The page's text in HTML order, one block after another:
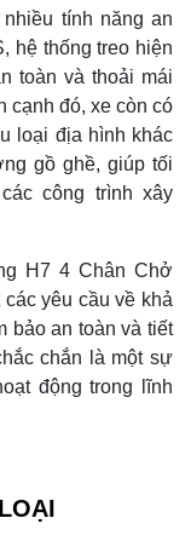
tính năng an
hệ thống treo hiện
toàn và thoải mái
cạnh đó, xe còn có
loại địa hình khác
gồ ghề, giúp tối
công trình xây
H7 4 Chân Chở
yêu cầu về khả
bảo an toàn và tiết
chắn là một sự
động trong lĩnh